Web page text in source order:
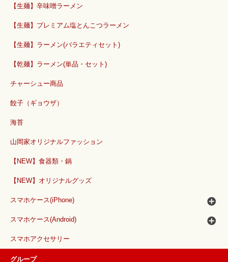
【生麺】辛味噌ラーメン
【生麺】プレミアム塩とんこつラーメン
【生麺】ラーメン(バラエティセット)
【乾麺】ラーメン(単品・セット)
チャーシュー商品
餃子（ギョウザ）
海苔
山岡家オリジナルファッション
【NEW】食器類・鍋
【NEW】オリジナルグッズ
スマホケース(iPhone)
スマホケース(Android)
スマホアクセサリー
グループ